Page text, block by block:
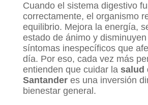
Cuando el sistema digestivo
correctamente, el organismo
equilibrio. Mejora la energía,
estado de ánimo y
síntomas inespecíficos que
día. Por eso, cada vez más
entienden que cuidar la salud
Santanderes una inversión
bienestar general.